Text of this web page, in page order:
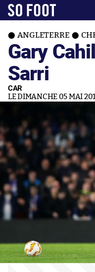
ANGLETERRE
Gary
Sarri
CAR
LE DIMANCHE 05 MAI